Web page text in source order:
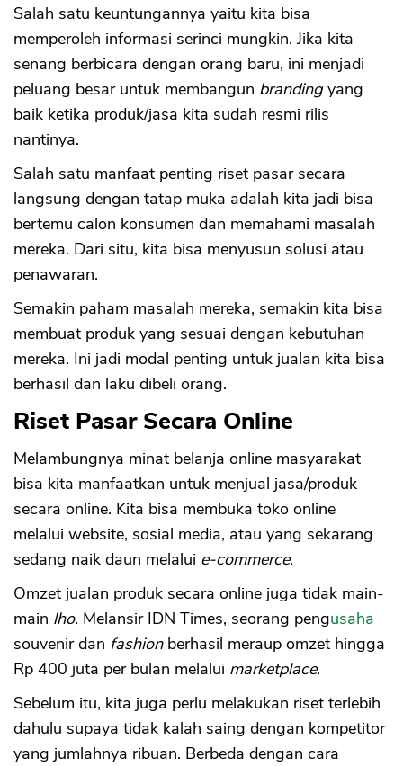
Salah satu keuntungannya yaitu kita bisa
memperoleh informasi serinci mungkin. Jika kita
senang berbicara dengan orang baru, ini menjadi
peluang besar untuk membangun brandingyang
baik ketika produk/jasa kita sudah resmi rilis
nantinya.
Salah satu manfaat penting riset pasar secara
langsung dengan tatap muka adalah kita jadi bisa
bertemu calon konsumen dan memahami masalah
mereka. Dari situ, kita bisa menyusun solusi atau
penawaran.
Semakin paham masalah mereka, semakin kita bisa
membuat produk yang sesuai dengan kebutuhan
mereka. Ini jadi modal penting untuk jualan kita bisa
berhasil dan laku dibeli orang.
Riset Pasar Secara Online
Melambungnya minat belanja online masyarakat
bisa kita manfaatkan untuk menjual jasa/produk
secara online. Kita bisa membuka toko online
melalui website, sosial media, atau yang sekarang
sedang naik daun melalui e-commerce.
Omzet jualan produk secara online juga tidak main-
main lho. Melansir IDN Times, seorang pengusaha
souvenir dan fashionberhasil meraup omzet hingga
Rp 400 juta per bulan melalui marketplace.
Sebelum itu, kita juga perlu melakukan riset terlebih
dahulu supaya tidak kalah saing dengan kompetitor
yang jumlahnya ribuan. Berbeda dengan cara